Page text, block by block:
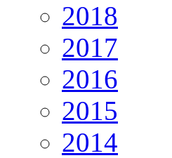
2018
2017
2016
2015
2014